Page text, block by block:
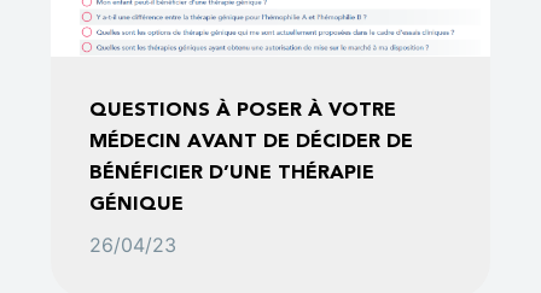
QUESTIONS À POSER À VOTRE
MÉDECIN AVANT DE DÉCIDER DE
BÉNÉFICIER D’UNE THÉRAPIE
GÉNIQUE
26/04/23